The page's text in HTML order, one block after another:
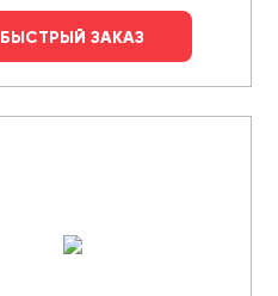
БЫСТРЫЙ ЗАКАЗ